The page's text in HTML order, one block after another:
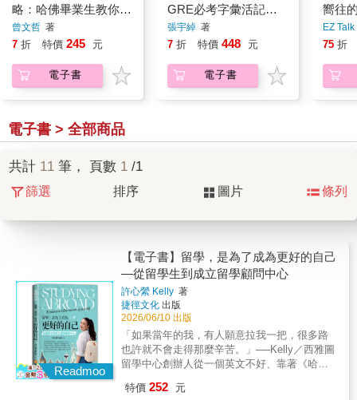
略：哈佛畢業生教你寫
CV＆SOP、考試祕
笈、融入校園
曾文哲 著
7 折 特價 245 元
電子書
GRE必考字彙活記字
典
張宇綽 著
7 折 特價 448 元
電子書
嚮往
總編
EZ
75 折
電子書 > 全部商品
共計 11 筆， 頁數 1 /1
篩選 排序 圖片 條列
Readmoo
【電子書】留學，是為了成為更好的自己
—從留學生到成立留學顧問中心
許心縈 Kelly 著
捷徑文化 出版
2026/06/10 出版
「如果當年的我，有人願意拉我一把，很多路
也許就不會走得那麼辛苦。」──Kelly／西雅圖
留學中心創辦人從一個英文不好、靠著《哈利
國打拼、創業，成立留學顧問公司；從曾經在
特價 252 元